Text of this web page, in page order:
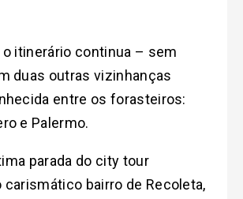
o itinerário continua – sem
duas outras vizinhanças
entre os forasteiros:
e Palermo.
parada do city tour
carismático bairro de Recoleta,